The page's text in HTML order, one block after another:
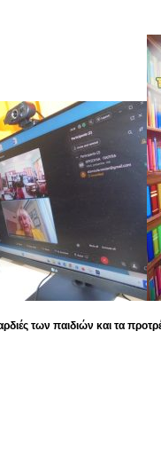
των παιδιών και τα